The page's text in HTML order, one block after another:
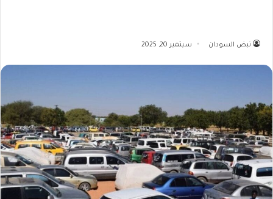
نبض السودان سبتمبر 20, 2025